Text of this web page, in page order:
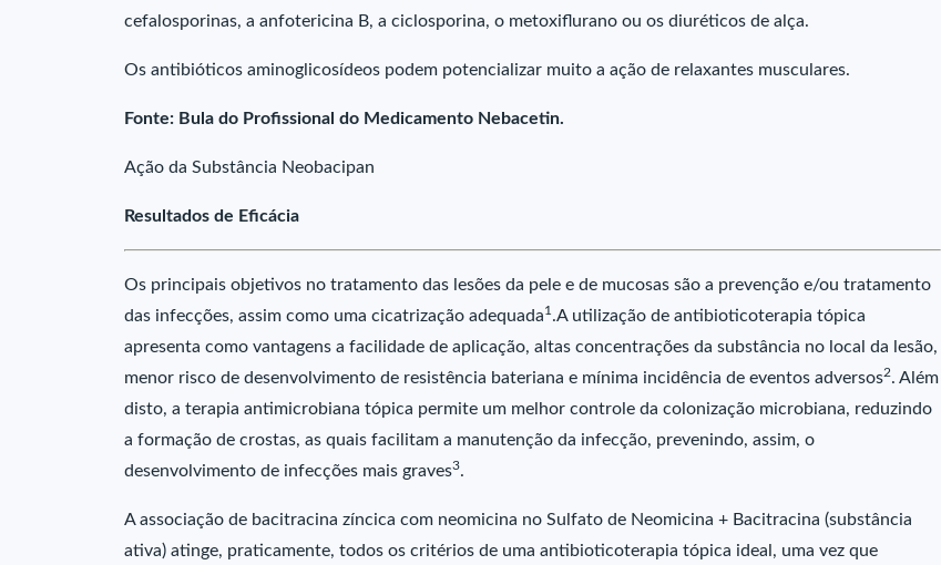
cefalosporinas, a anfotericina B, a ciclosporina, o metoxiflurano ou os diuréticos de alça.
Os antibióticos aminoglicosídeos podem potencializar muito a ação de relaxantes musculares.
Fonte: Bula do Profissional do Medicamento Nebacetin.
Ação da Substância Neobacipan
Resultados de Eficácia
Os principais objetivos no tratamento das lesões da pele e de mucosas são a prevenção e/ou tratamento
das infecções, assim como uma cicatrização adequada1 .A utilização de antibioticoterapia tópica
apresenta como vantagens a facilidade de aplicação, altas concentrações da substância no local da lesão,
menor risco de desenvolvimento de resistência bateriana e mínima incidência de eventos adversos2. Além
disto, a terapia antimicrobiana tópica permite um melhor controle da colonização microbiana, reduzindo
a formação de crostas, as quais facilitam a manutenção da infecção, prevenindo, assim, o
desenvolvimento de infecções mais graves3.
A associação de bacitracina zíncica com neomicina no Sulfato de Neomicina + Bacitracina (substância
ativa) atinge, praticamente, todos os critérios de uma antibioticoterapia tópica ideal, uma vez que